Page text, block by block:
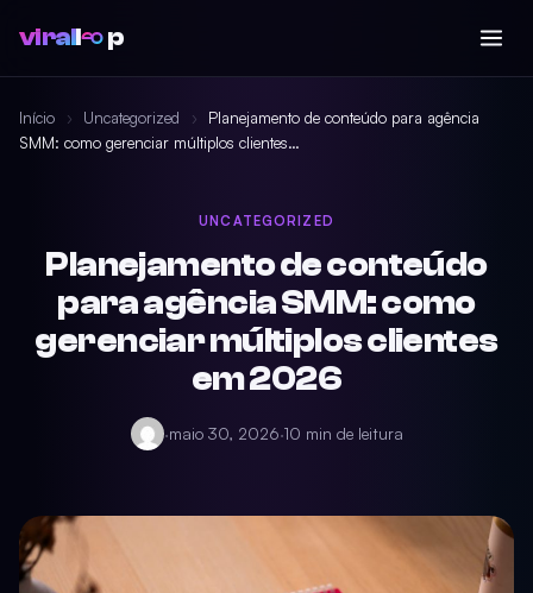
virall p
Início › Uncategorized ›
Planejamento de conteúdo para agência
SMM: como gerenciar múltiplos clientes…
UNCATEGORIZED
Planejamento de conteúdo
para agência SMM: como
gerenciar múltiplos clientes
em 2026
·maio 30, 2026·10 min de leitura